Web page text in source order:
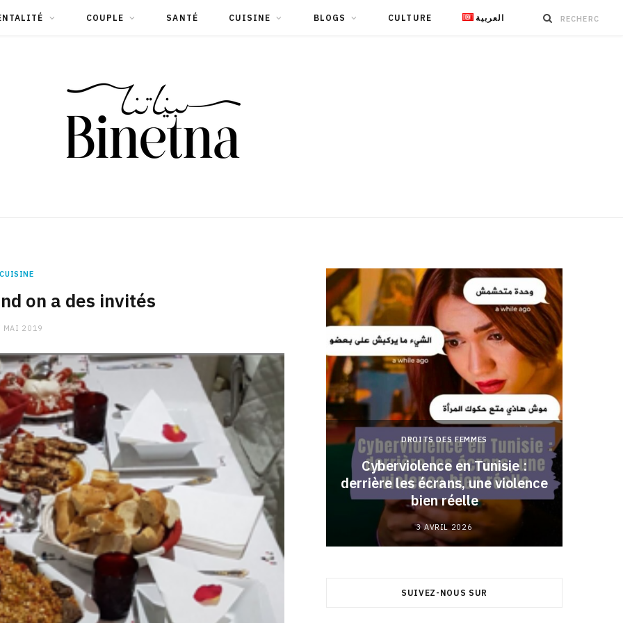
COUPLE SANTÉ CUISINE BLOGS CULTURE العربية
CUISINE
on a des invités
MAI 2019
CHARGE MENTALE
Stress après le travail :
comment relâcher la pression
9 JANVIER 2026
DROITS DES FEMMES
Cyberviolence en Tunisie :
derrière les écrans, une violence
bien réelle
3 AVRIL 2026
SUIVEZ-NOUS SUR